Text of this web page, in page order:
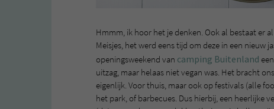
Hmmm, ik hoor het je denken. Ook al bestaat er
Meisjes, het werd eens tijd om deze in een nieuw
openingsweekend van camping Buitenland
uitzag, maar helaas niet vegan was. Het bracht
eigenlijk. Voor thuis, maar ook op festivals (alle
het park, of barbecues. Dus hierbij, een heerlijke